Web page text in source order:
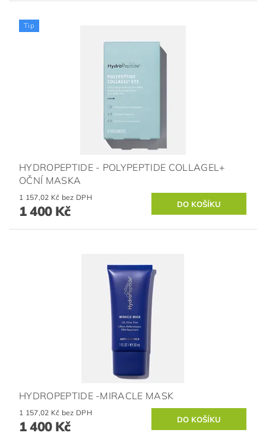
Tip
HYDROPEPTIDE - POLYPEPTIDE COLLAGEL+
OČNÍ MASKA
1 157,02 Kč bez DPH
1 400 Kč
HYDROPEPTIDE -MIRACLE MASK
1 157,02 Kč bez DPH
1 400 Kč